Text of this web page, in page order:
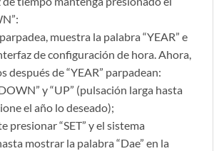
muestra la palabra “YEAR” e
de configuración de hora. Ahora,
después de “YEAR” parpadean:
y “UP” (pulsación larga hasta
el año lo deseado);
presionar “SET” y el sistema
mostrar la palabra “Dae” en la